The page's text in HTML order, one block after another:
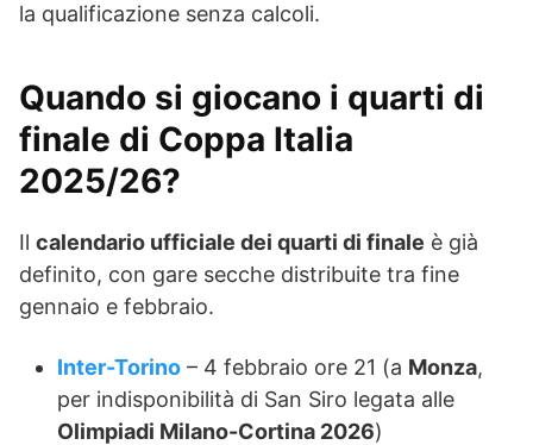
la qualificazione senza calcoli.
Quando si giocano i quarti di
finale di Coppa Italia
2025/26?
Il calendario ufficiale dei quarti di finale è già
definito, con gare secche distribuite tra fine
gennaio e febbraio.
Inter-Torino – 4 febbraio ore 21 (a Monza,
per indisponibilità di San Siro legata alle
Olimpiadi Milano-Cortina 2026)